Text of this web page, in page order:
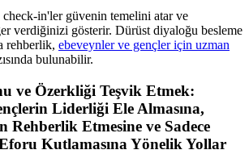
check-in'ler güvenin temelini atar ve
verdiğinizi gösterir. Dürüst diyaloğu besleme
rehberlik, ebeveynler ve gençler için uzman
bulunabilir.
ve Özerkliği Teşvik Etmek:
Liderliği Ele Almasına,
Rehberlik Etmesine ve Sadece
Kutlamasına Yönelik Yollar